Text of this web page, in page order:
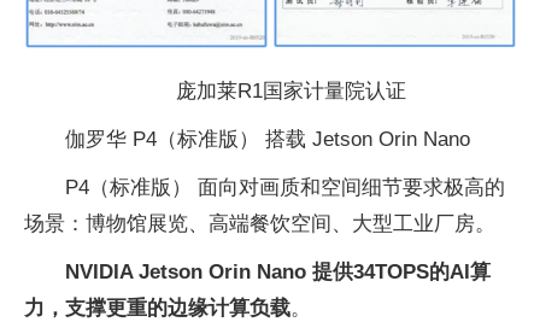
庞加莱R1国家计量院认证
伽罗华 P4（标准版） 搭载 Jetson Orin Nano
P4（标准版） 面向对画质和空间细节要求极高的
场景：博物馆展览、高端餐饮空间、大型工业厂房。
NVIDIA Jetson Orin Nano 提供34TOPS的AI算
力，支撑更重的边缘计算负载。